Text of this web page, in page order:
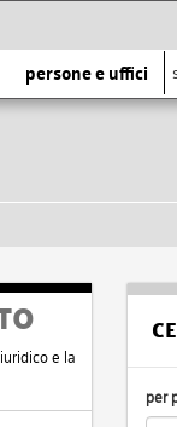
persone e uffici
e la
per